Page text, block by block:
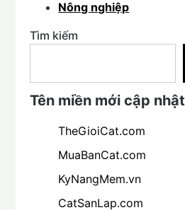
Nông nghiệp
Tìm kiếm
Tên miền mới cập nhật
TheGioiCat.com
MuaBanCat.com
KyNangMem.vn
CatSanLap.com